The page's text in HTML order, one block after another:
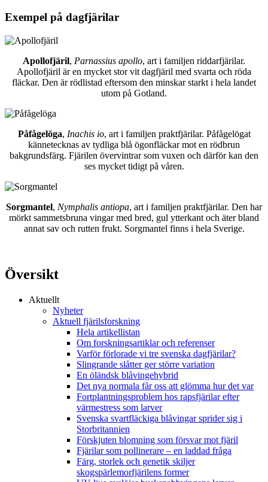
Exempel på dagfjärilar
Apollofjäril, Parnassius apollo, art i familjen riddarfjärilar.
Apollofjäril är en mycket stor vit dagfjäril med svarta och röda
fläckar. Den är rödlistad eftersom den minskar starkt i hela landet
utom på Gotland.
Påfågelöga, Inachis io, art i familjen praktfjärilar. Påfågelögat
kännetecknas av tydliga blå ögonfläckar mot en rödbrun
bakgrundsfärg. Fjärilen övervintrar som vuxen och därför kan den
ses mycket tidigt på våren.
Sorgmantel, Nymphalis antiopa, art i familjen praktfjärilar. Den har
mörkt sammetsbruna vingar med bred, gul ytterkant och äter bland
annat sav och rutten frukt. Sorgmantel finns i hela Sverige.
Översikt
Aktuellt
Nyheter
Aktuell fjärilsforskning
Hela artikellistan
Om forskningsartiklar och referenser
Varför förlorade vi tre svenska dagfjärilar?
Slingrande slåtter ger större variation
En öländsk blåvingehybrid
Det nya normala får oss att glömma hur det var
Fortplantningsproblem hos rapsfjärilar efter
värmestress som larver
Svenska svartfläckiga blåvingar sprider sig i
Storbritannien
Förskjuten blomning som försvar mot fjäril
Fjärilar som pollinerare – en laddad fråga
Färg, storlek och genetik skiljer
skogspärlemorfjärilens former